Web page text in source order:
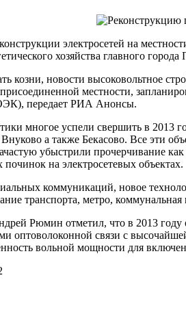
электросетей на
хозяйства главного
козни, новости высоковольтное
местности,
передает РИА Анонсы.
многое успели свершить в
а также Бекасово. Все эти
убыстрили прочерчивание
на электросетевых объектах.
коммуникаций, новое
транспорта, метро,
Рюмин отметил, что в 2013 году
оптоволоконной связи с
вольной мощности для